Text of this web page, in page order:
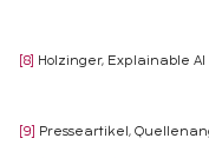
[8] Holzinger, Explainable AI
[9] Presseartikel,